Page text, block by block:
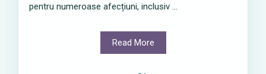
pentru numeroase afecțiuni, inclusiv ...
Read More